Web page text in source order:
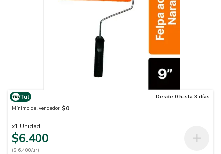
Tul
Desde 0 hasta 3 días.
Mínimo del vendedor $0
x1 Unidad
$6.400
($ 6.400/un)